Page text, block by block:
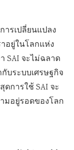
รเปลี่ยนแปลง
อยู่ในโลกแห่ง
SAI จะไม่ฉลาด
บระบบเศรษฐกิจ
การใช้ SAI จะ
มอยู่รอดของโลก